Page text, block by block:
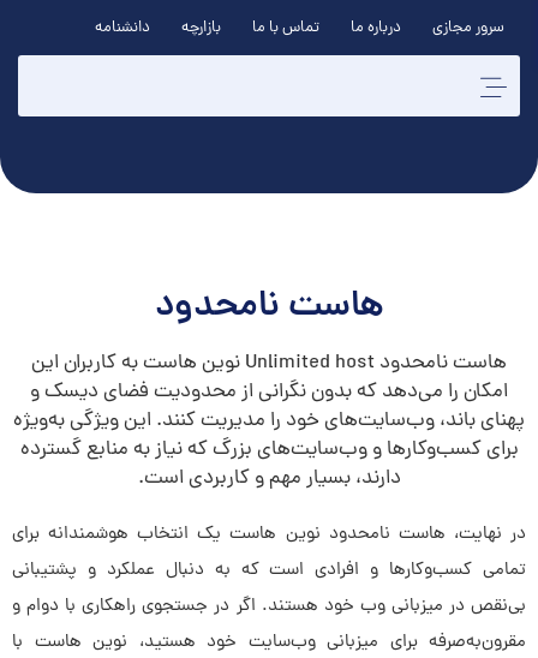
سرور مجازی درباره ما تماس با ما بازارچه دانشنامه
هاست نامحدود
هاست نامحدود Unlimited host نوین هاست به کاربران این
امکان را می‌دهد که بدون نگرانی از محدودیت فضای دیسک و
پهنای باند، وب‌سایت‌های خود را مدیریت کنند. این ویژگی به‌ویژه
برای کسب‌وکارها و وب‌سایت‌های بزرگ که نیاز به منابع گسترده
دارند، بسیار مهم و کاربردی است.
در نهایت، هاست نامحدود نوین هاست یک انتخاب هوشمندانه برای
تمامی کسب‌وکارها و افرادی است که به دنبال عملکرد و پشتیبانی
بی‌نقص در میزبانی وب خود هستند. اگر در جستجوی راهکاری با دوام و
مقرون‌به‌صرفه برای میزبانی وب‌سایت خود هستید، نوین هاست با